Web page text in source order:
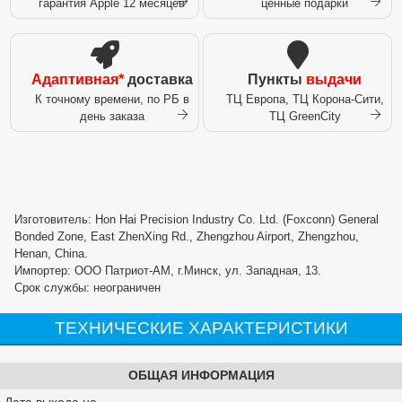
гарантия Apple 12 месяцев ценные подарки
Адаптивная*доставка
К точному времени, по РБ в
день заказа
Пункты выдачи
ТЦ Европа, ТЦ Корона-Сити,
ТЦ GreenCity
Изготовитель: Hon Hai Precision Industry Co. Ltd. (Foxconn) General
Bonded Zone, East ZhenXing Rd., Zhengzhou Airport, Zhengzhou,
Henan, China.
Импортер: ООО Патриот-АМ, г.Минск, ул. Западная, 13.
Срок службы: неограничен
ТЕХНИЧЕСКИЕ ХАРАКТЕРИСТИКИ
ОБЩАЯ ИНФОРМАЦИЯ